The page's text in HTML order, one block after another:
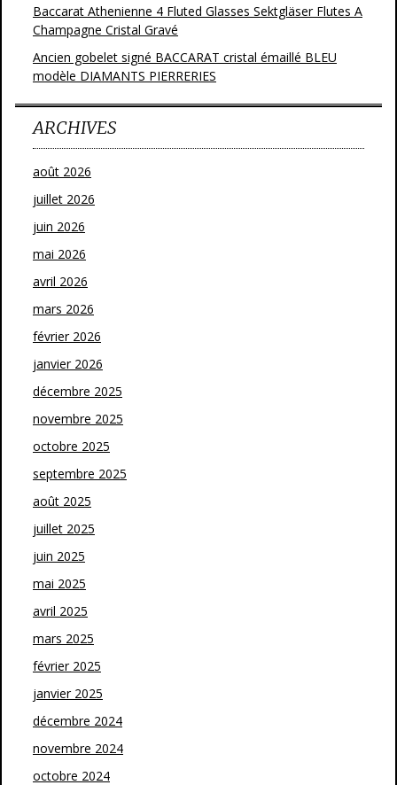
Baccarat Athenienne 4 Fluted Glasses Sektgläser Flutes A
Champagne Cristal Gravé
Ancien gobelet signé BACCARAT cristal émaillé BLEU
modèle DIAMANTS PIERRERIES
ARCHIVES
août 2026
juillet 2026
juin 2026
mai 2026
avril 2026
mars 2026
février 2026
janvier 2026
décembre 2025
novembre 2025
octobre 2025
septembre 2025
août 2025
juillet 2025
juin 2025
mai 2025
avril 2025
mars 2025
février 2025
janvier 2025
décembre 2024
novembre 2024
octobre 2024